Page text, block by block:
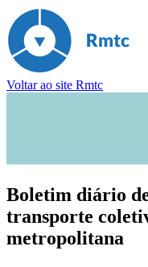
Voltar ao site Rmtc
Boletim diário
transporte
metropolitana